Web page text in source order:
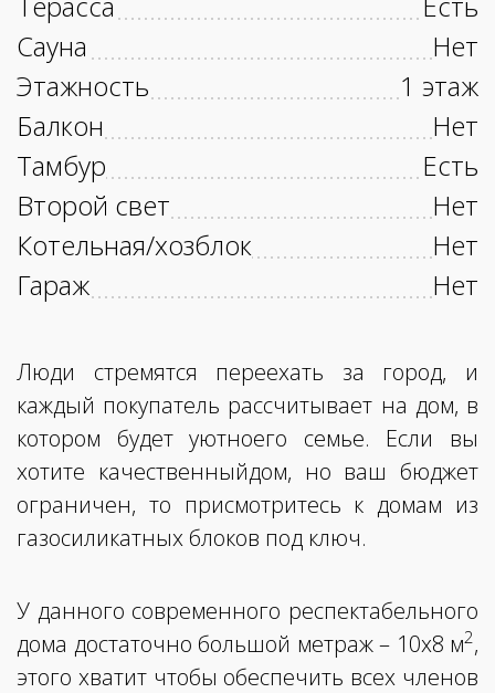
Сауна
Нет
Этажность
1 этаж
Балкон
Нет
Тамбур
Есть
Второй свет
Нет
Котельная/хозблок
Нет
Гараж
Нет
Люди стремятся переехать за город, и
каждый покупатель рассчитывает на дом, в
котором будет уютноего семье. Если вы
хотите качественныйдом, но ваш бюджет
ограничен, то присмотритесь к домам из
газосиликатных блоков под ключ.
У данного современного респектабельного
дома достаточно большой метраж – 10x8 м2,
этого хватит чтобы обеспечить всех членов